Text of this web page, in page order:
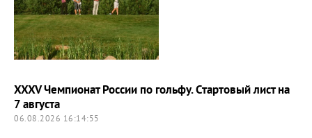
XXXV Чемпионат России по гольфу. Стартовый лист на
7 августа
06.08.2026 16:14:55